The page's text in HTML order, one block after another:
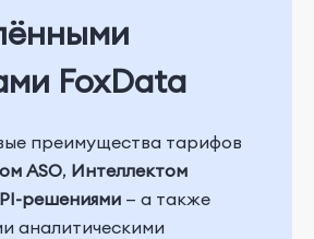
FoxData
преимущества тарифов
ASO, Интеллектом
решениями — а также
аналитическими